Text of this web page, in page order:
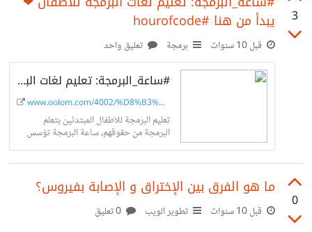
3 يبدأ من هنا #hourofcode
قبل 10 سنوات برمجة تعليق واحد
#ساعة_البرمجة: تعليم لغات البرمجة للأطفال ❤ يبدأ من هنا #hourofcode
www.oolom.com/4002/%D8%B3%D8%A...
تعليم البرمجة للاطفال المبتدئين بتعلم
البرمجة من حقوقهم، ساعة البرمجة تؤسس
لتعليمهم البرمجة بلغة برمجة للأطفال كما
0
ما هو الفرق بين الإختراق و الإصابة بفيروس؟
قبل 10 سنوات تطوير الويب